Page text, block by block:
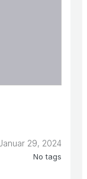
29, 2024
No tags